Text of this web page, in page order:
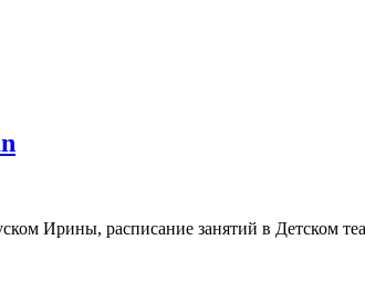
Ирины, расписание занятий в Детском